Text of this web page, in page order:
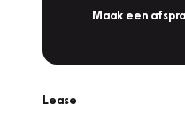
Maak een
Lease